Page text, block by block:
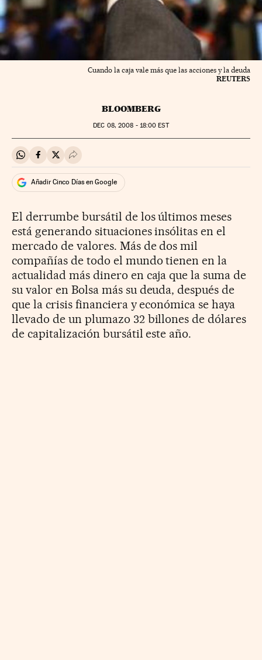
Cuando la caja vale más que las acciones y la deuda
REUTERS
BLOOMBERG
DEC 08, 2008 - 18:00 EST
Compartir en Whatsapp
Compartir en Facebook
Compartir en Twitter
Desplegar Redes Sociales
Añadir Cinco Días en Google
El derrumbe bursátil de los últimos meses
está generando situaciones insólitas en el
mercado de valores. Más de dos mil
compañías de todo el mundo tienen en la
actualidad más dinero en caja que la suma de
su valor en Bolsa más su deuda, después de
que la crisis financiera y económica se haya
llevado de un plumazo 32 billones de dólares
de capitalización bursátil este año.